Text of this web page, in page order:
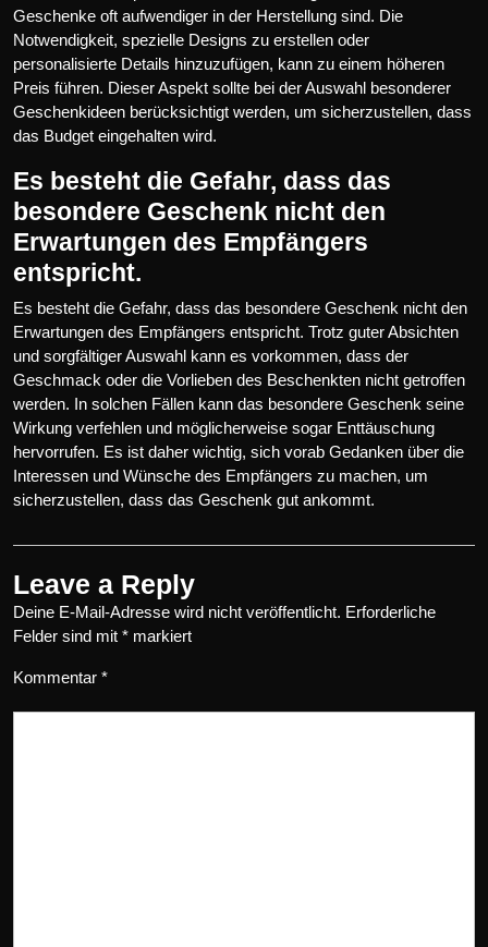
Geschenke oft aufwendiger in der Herstellung sind. Die
Notwendigkeit, spezielle Designs zu erstellen oder
personalisierte Details hinzuzufügen, kann zu einem höheren
Preis führen. Dieser Aspekt sollte bei der Auswahl besonderer
Geschenkideen berücksichtigt werden, um sicherzustellen, dass
das Budget eingehalten wird.
Es besteht die Gefahr, dass das
besondere Geschenk nicht den
Erwartungen des Empfängers
entspricht.
Es besteht die Gefahr, dass das besondere Geschenk nicht den
Erwartungen des Empfängers entspricht. Trotz guter Absichten
und sorgfältiger Auswahl kann es vorkommen, dass der
Geschmack oder die Vorlieben des Beschenkten nicht getroffen
werden. In solchen Fällen kann das besondere Geschenk seine
Wirkung verfehlen und möglicherweise sogar Enttäuschung
hervorrufen. Es ist daher wichtig, sich vorab Gedanken über die
Interessen und Wünsche des Empfängers zu machen, um
sicherzustellen, dass das Geschenk gut ankommt.
Leave a Reply
Deine E-Mail-Adresse wird nicht veröffentlicht. Erforderliche
Felder sind mit * markiert
Kommentar *